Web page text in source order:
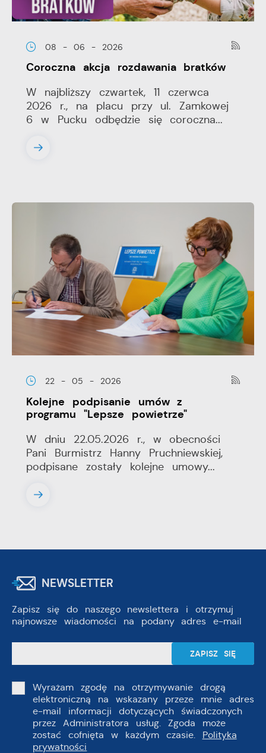
08 - 06 - 2026
Coroczna akcja rozdawania bratków
W najbliższy czwartek, 11 czerwca
2026 r., na placu przy ul. Zamkowej
6 w Pucku odbędzie się coroczna...
22 - 05 - 2026
Kolejne podpisanie umów z
programu "Lepsze powietrze"
W dniu 22.05.2026 r., w obecności
Pani Burmistrz Hanny Pruchniewskiej,
podpisane zostały kolejne umowy...
NEWSLETTER
Zapisz się do naszego newslettera i otrzymuj
najnowsze wiadomości na podany adres e-mail
Wyrażam zgodę na otrzymywanie drogą
elektroniczną na wskazany przeze mnie adres
e-mail informacji dotyczących świadczonych
przez Administratora usług. Zgoda może
zostać cofnięta w każdym czasie. Polityka
prywatności